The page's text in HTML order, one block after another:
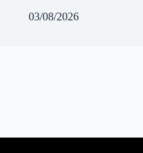
03/08/2026